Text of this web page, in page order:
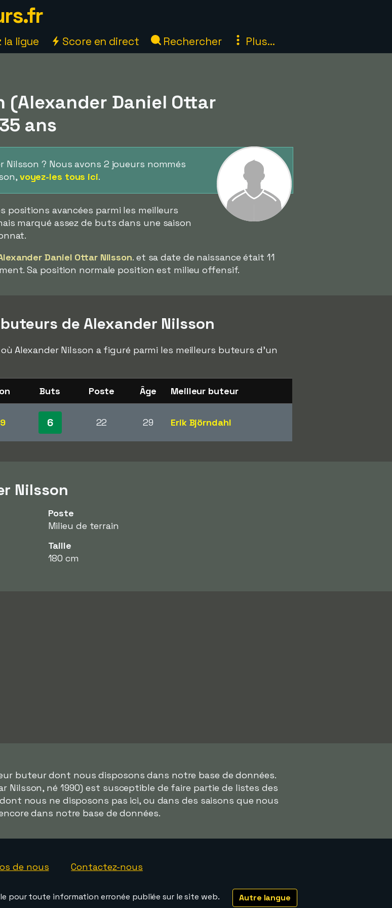
ligue Score en direct Rechercher Plus...
(Alexander Daniel Ottar
ans
Nilsson ? Nous avons 2 joueurs nommés
voyez-les tous ici.
positions avancées parmi les meilleurs
marqué assez de buts dans une saison
Daniel Ottar Nilsson. et sa date de naissance était 11
Sa position normale position est milieu offensif.
de Alexander Nilsson
Alexander Nilsson a figuré parmi les meilleurs buteurs d'un
Buts Poste Âge Meilleur buteur
6 22 29 Erik Björndahl
Nilsson
Poste
Milieu de terrain
Taille
180 cm
buteur dont nous disposons dans notre base de données.
Nilsson, né 1990) est susceptible de faire partie de listes des
nous ne disposons pas ici, ou dans des saisons que nous
dans notre base de données.
de nous Contactez-nous
Autre langue
pour toute information erronée publiée sur le site web.